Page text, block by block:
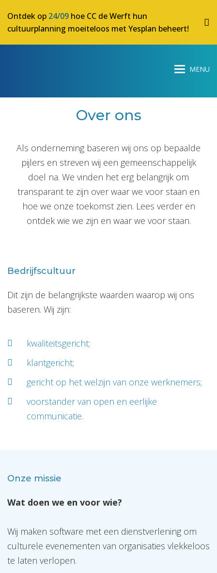
Ontdek op 24/09 hoe CC de Werft hun
cultuurplanning moeiteloos met Yesplan beheert!
Over ons
Als onderneming baseren wij ons op bepaalde
pijlers en streven wij een gemeenschappelijk
doel na. We vinden het erg belangrijk om
transparant te zijn over waar we voor staan en
hoe we onze toekomst zien. Lees verder en
ontdek wie we zijn en waar we voor staan.
Bedrijfscultuur
Dit zijn de belangrijkste waarden waarop wij ons
baseren. Wij zijn:
kwaliteitsgericht;
klantgericht;
gericht op het welzijn van onze werknemers;
voorstander van open en eerlijke
communicatie.
Onze missie
Wat doen we en voor wie?
Wij maken software met een dienstverlening om
culturele evenementen van organisaties vlekkeloos
te laten verlopen.